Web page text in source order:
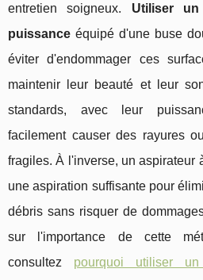
entretien soigneux. Utiliser
puissance équipé d'une buse
éviter d'endommager ces
maintenir leur beauté et leur
standards, avec leur
facilement causer des rayures
fragiles. À l'inverse, un aspirateur
une aspiration suffisante pour
débris sans risquer de
sur l'importance de cette
consultez pourquoi utiliser